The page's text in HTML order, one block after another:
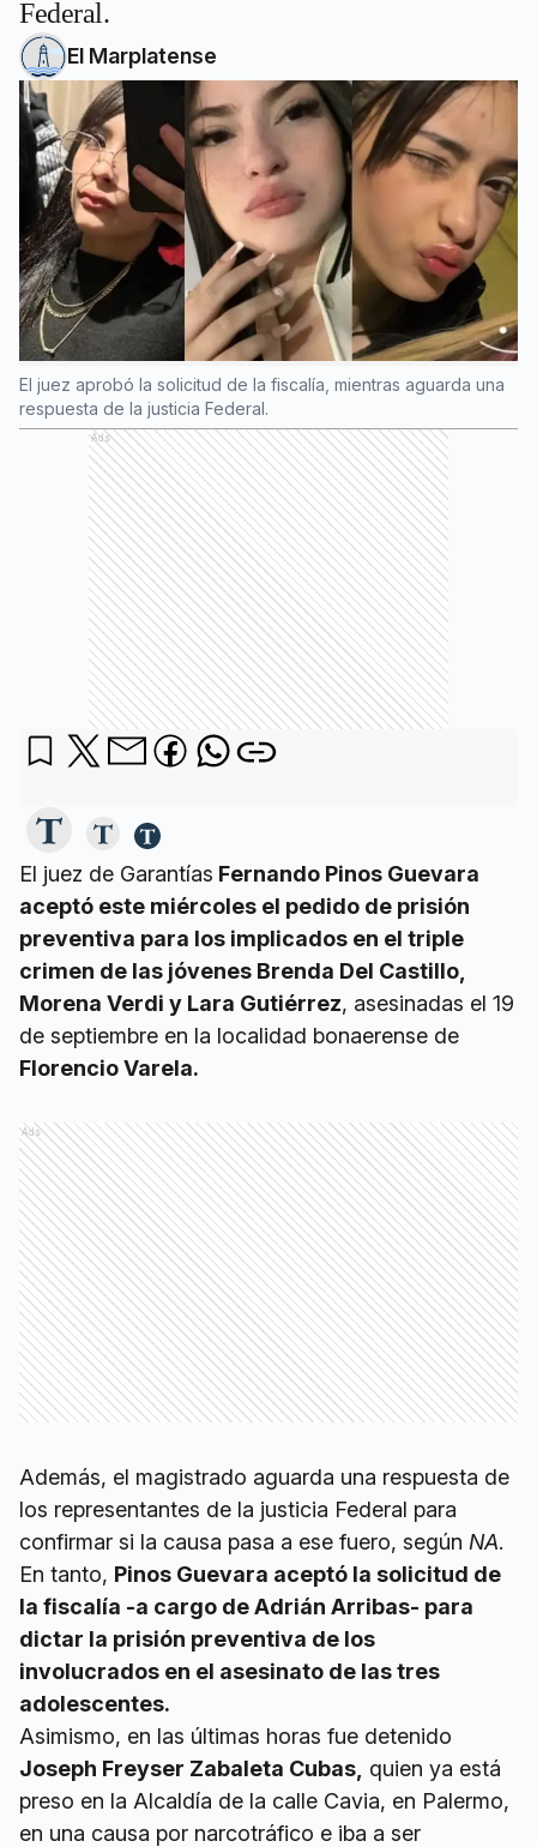
Federal.
El Marplatense
El juez aprobó la solicitud de la fiscalía, mientras aguarda una
respuesta de la justicia Federal.
Ads
El juez de Garantías Fernando Pinos Guevara
aceptó este miércoles el pedido de prisión
preventiva para los implicados en el triple
crimen de las jóvenes Brenda Del Castillo,
Morena Verdi y Lara Gutiérrez, asesinadas el 19
de septiembre en la localidad bonaerense de
Florencio Varela.
Ads
Además, el magistrado aguarda una respuesta de
los representantes de la justicia Federal para
confirmar si la causa pasa a ese fuero, según NA.
En tanto, Pinos Guevara aceptó la solicitud de
la fiscalía -a cargo de Adrián Arribas- para
dictar la prisión preventiva de los
involucrados en el asesinato de las tres
adolescentes.
Asimismo, en las últimas horas fue detenido
Joseph Freyser Zabaleta Cubas, quien ya está
preso en la Alcaldía de la calle Cavia, en Palermo,
en una causa por narcotráfico e iba a ser